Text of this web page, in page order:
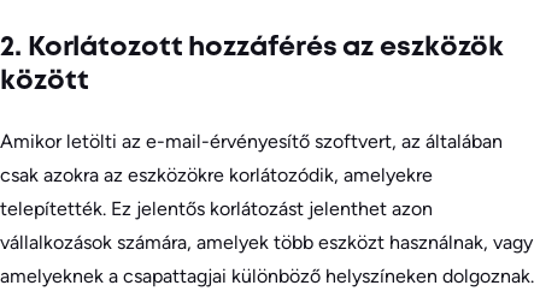
2. Korlátozott hozzáférés az eszközök
között
Amikor letölti az e-mail-érvényesítő szoftvert, az általában
csak azokra az eszközökre korlátozódik, amelyekre
telepítették. Ez jelentős korlátozást jelenthet azon
vállalkozások számára, amelyek több eszközt használnak, vagy
amelyeknek a csapattagjai különböző helyszíneken dolgoznak.